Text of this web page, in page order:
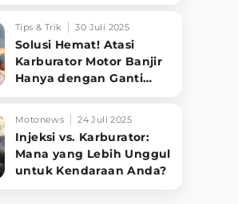
Tips & Trik 30 Juli 2025
Solusi Hemat! Atasi
Karburator Motor Banjir
Hanya dengan Ganti
Motonews 24 Juli 2025
Injeksi vs. Karburator:
Mana yang Lebih Unggul
untuk Kendaraan Anda?